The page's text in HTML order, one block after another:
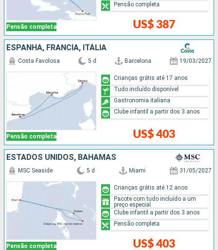
Pensão completa US$ 387
Pensão completa
ESPANHA, FRANCIA, ITÁLIA
Pensão completa
Costa Favolosa 5 d Barcelona 19/03/2027
US$ 403
Crianças grátis até 17 anos
Tudo incluído disponível
Gastronomia italiana
Clube infantil a partir dos 3 anos
ESTADOS UNIDOS, BAHAMAS
Pensão completa
MSC Seaside 5 d Miami 31/05/2027
US$ 403
Crianças grátis até 12 anos
Pacote com tudo incluído a um
preço especial
Clube infantil a partir dos 3 anos
Pensão completa